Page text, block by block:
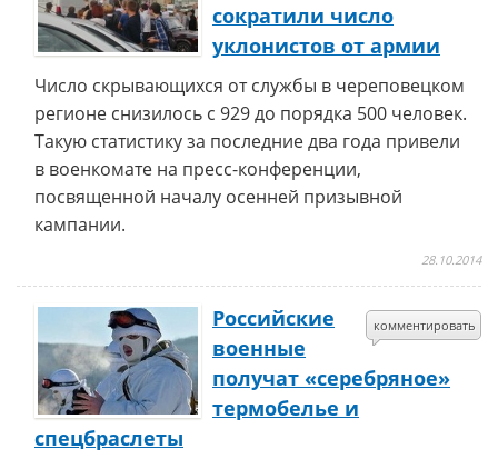
сократили число
уклонистов от армии
Число скрывающихся от службы в череповецком
регионе снизилось с 929 до порядка 500 человек.
Такую статистику за последние два года привели
в военкомате на пресс-конференции,
посвященной началу осенней призывной
кампании.
28.10.2014
комментировать
Российские
военные
получат «серебряное»
термобелье и
спецбраслеты